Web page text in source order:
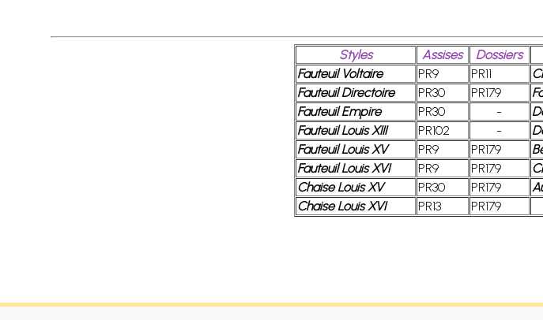
Styles Assises Dossiers
Fauteuil Voltaire
PR9 PR11
Fauteuil Directoire
PR30 PR179
Fauteuil Empire
PR30 -
Fauteuil Louis XIII
PR102 -
Fauteuil Louis XV
PR9 PR179
Fauteuil Louis XVI
PR9 PR179
Chaise Louis XV
PR30 PR179
Chaise Louis XVI
PR13 PR179